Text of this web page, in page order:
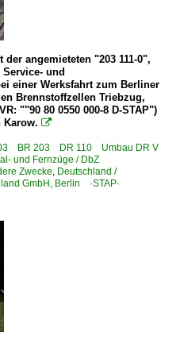
angemieteten "203 111-0",
und
einer Werksfahrt zum Berliner
Brennstoffzellen Triebzug,
""90 80 0550 000-8 D-STAP")
Karow. 
BR 203 DR 110 Umbau DR V
und Fernzüge / DbZ
Zwecke, Deutschland /
GmbH, Berlin ·STAP·